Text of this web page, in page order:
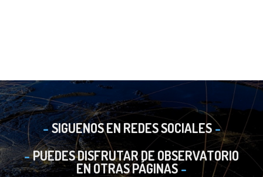
SIGUENOS EN REDES SOCIALES
PUEDES DISFRUTAR DE OBSERVATORIO
EN OTRAS PÁGINAS